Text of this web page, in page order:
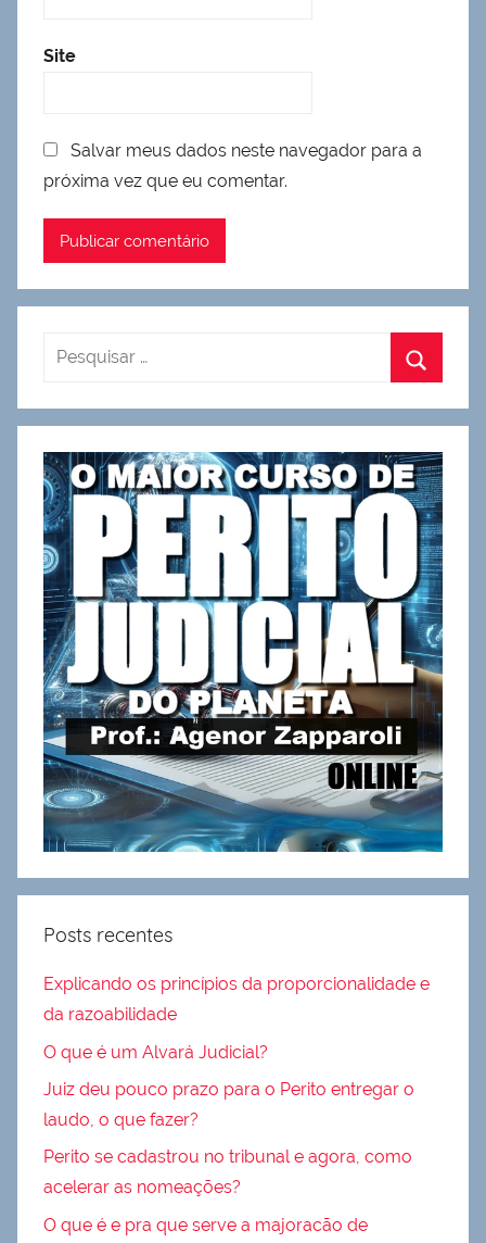
Site
Salvar meus dados neste navegador para a
próxima vez que eu comentar.
Posts recentes
Explicando os princípios da proporcionalidade e
da razoabilidade
O que é um Alvará Judicial?
Juiz deu pouco prazo para o Perito entregar o
laudo, o que fazer?
Perito se cadastrou no tribunal e agora, como
acelerar as nomeações?
O que é e pra que serve a majoracão de